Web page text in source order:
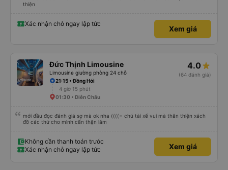
thiện
Xác nhận chỗ ngay lập tức
Xem giá
Đức Thịnh Limousine
Limousine giường phòng 24 chỗ
4.0
(64 đánh giá)
21:15 • Đồng Hới
4 giờ 15 phút
01:30 • Diễn Châu
mới đầu đọc đánh giá sợ mà ok nha ((((= chú tài xế vui mà thân thiện xách
đồ các thứ cho mình cẩn thận lắm
Không cần thanh toán trước
Xác nhận chỗ ngay lập tức
Xem giá